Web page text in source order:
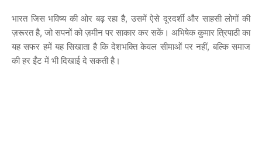
भारत जिस भविष्य की ओर बढ़ रहा है, उसमें ऐसे दूरदर्शी और साहसी लोगों की
ज़रूरत है, जो सपनों को ज़मीन पर साकार कर सकें। अभिषेक कुमार त्रिपाठी का
यह सफर हमें यह सिखाता है कि देशभक्ति केवल सीमाओं पर नहीं, बल्कि समाज
की हर ईंट में भी दिखाई दे सकती है।